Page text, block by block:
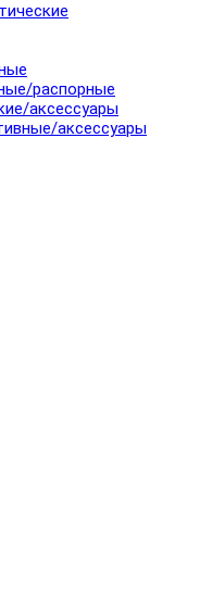
распорные
аксессуары
аксессуары